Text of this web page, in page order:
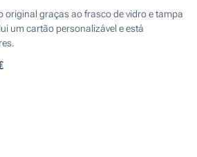
original graças ao frasco de vidro e tampa
um cartão personalizável e está